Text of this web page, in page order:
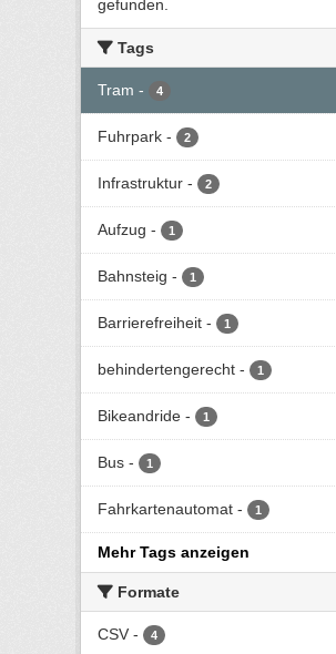
gefunden.
Tags
Tram - 4
Fuhrpark - 2
Infrastruktur - 2
Aufzug - 1
Bahnsteig - 1
Barrierefreiheit - 1
behindertengerecht - 1
Bikeandride - 1
Bus - 1
Fahrkartenautomat - 1
Mehr Tags anzeigen
Formate
CSV - 4